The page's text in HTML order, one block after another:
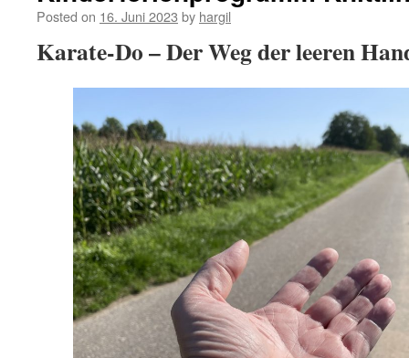
Posted on 16. Juni 2023 by hargil
Karate-Do – Der Weg der leeren